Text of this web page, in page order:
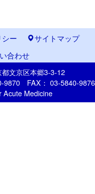
ー
サイトマップ
合わせ
文京区本郷3-3-12
9870 FAX： 03-5840-9876
Medicine